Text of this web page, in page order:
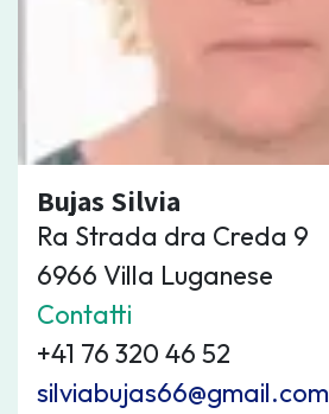
Bujas Silvia
Ra Strada dra Creda 9
6966 Villa Luganese
Contatti
+41 76 320 46 52
silviabujas66@gmail.com